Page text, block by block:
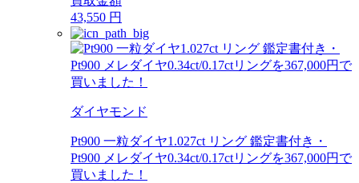
43,550 円
ダイヤモンド
Pt900 一粒ダイヤ1.027ct リング 鑑定書付き・
Pt900 メレダイヤ0.34ct/0.17ctリングを367,000円で
買いました！